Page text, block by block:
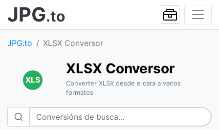
JPG.to
JPG.to XLSX Conversor
XLS
XLSX Conversor
Converter XLSX desde e cara a varios
formatos